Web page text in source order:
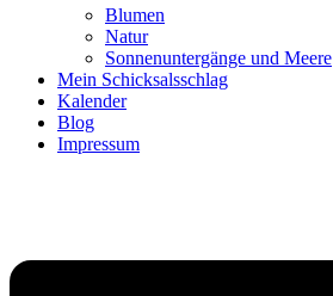
Blumen
Natur
Sonnenuntergänge und Meere
Mein Schicksalsschlag
Kalender
Blog
Impressum